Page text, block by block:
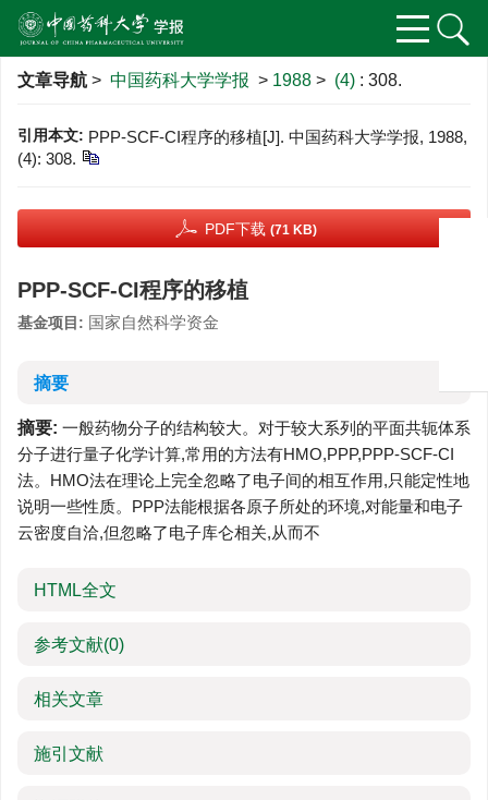
文章导航 > 中国药科大学学报 > 1988 > (4) : 308.
引用本文: PPP-SCF-CI程序的移植[J]. 中国药科大学学报, 1988,
(4): 308.
PDF下载 (71 KB)
PPP-SCF-CI程序的移植
基金项目: 国家自然科学资金
摘要
摘要: 一般药物分子的结构较大。对于较大系列的平面共轭体系
分子进行量子化学计算,常用的方法有HMO,PPP,PPP-SCF-CI
法。HMO法在理论上完全忽略了电子间的相互作用,只能定性地
说明一些性质。PPP法能根据各原子所处的环境,对能量和电子
云密度自洽,但忽略了电子库仑相关,从而不
HTML全文
参考文献(0)
相关文章
施引文献